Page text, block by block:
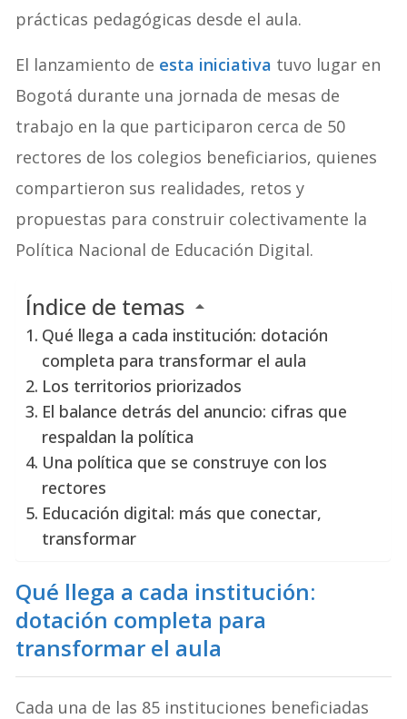
prácticas pedagógicas desde el aula.
El lanzamiento de esta iniciativa tuvo lugar en
Bogotá durante una jornada de mesas de
trabajo en la que participaron cerca de 50
rectores de los colegios beneficiarios, quienes
compartieron sus realidades, retos y
propuestas para construir colectivamente la
Política Nacional de Educación Digital.
Índice de temas
Qué llega a cada institución: dotación
completa para transformar el aula
Los territorios priorizados
El balance detrás del anuncio: cifras que
respaldan la política
Una política que se construye con los
rectores
Educación digital: más que conectar,
transformar
Qué llega a cada institución:
dotación completa para
transformar el aula
Cada una de las 85 instituciones beneficiadas